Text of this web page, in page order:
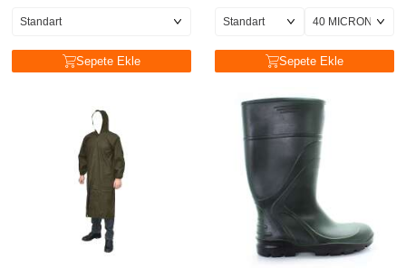
Sepete Ekle Sepete Ekle